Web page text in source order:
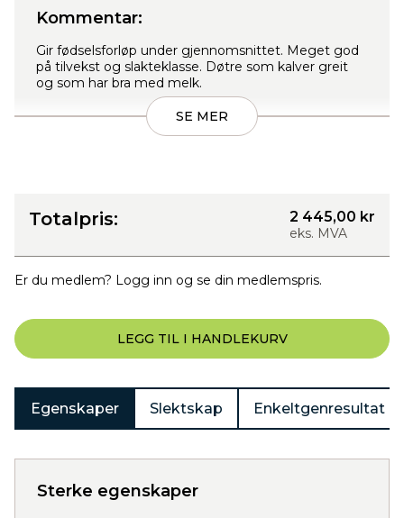
Kommentar:
Gir fødselsforløp under gjennomsnittet. Meget god
på tilvekst og slakteklasse. Døtre som kalver greit
og som har bra med melk.
SE MER
Totalpris: 2 445,00 kr
eks. MVA
Er du medlem? Logg inn og se din medlemspris.
LEGG TIL I HANDLEKURV
Egenskaper Slektskap Enkeltgenresultat
Sterke egenskaper